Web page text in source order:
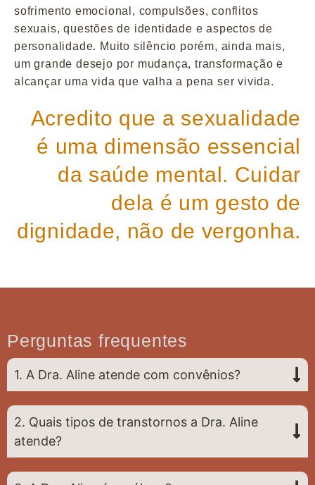
sofrimento emocional, compulsões, conflitos
sexuais, questões de identidade e aspectos de
personalidade. Muito silêncio porém, ainda mais,
um grande desejo por mudança, transformação e
alcançar uma vida que valha a pena ser vivida.
Acredito que a sexualidade
é uma dimensão essencial
da saúde mental. Cuidar
dela é um gesto de
dignidade, não de vergonha.
Perguntas frequentes
1. A Dra. Aline atende com convênios?
2. Quais tipos de transtornos a Dra. Aline
atende?